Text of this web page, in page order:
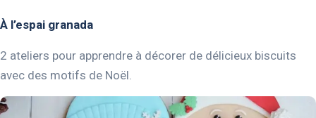
À l’espai granada
2 ateliers pour apprendre à décorer de délicieux biscuits
avec des motifs de Noël.